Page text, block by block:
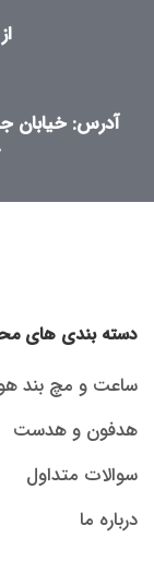
آدرس: خیابان
دسته بندی های
ساعت و مچ بند
هدفون و هدست
سوالات متداول
درباره ما